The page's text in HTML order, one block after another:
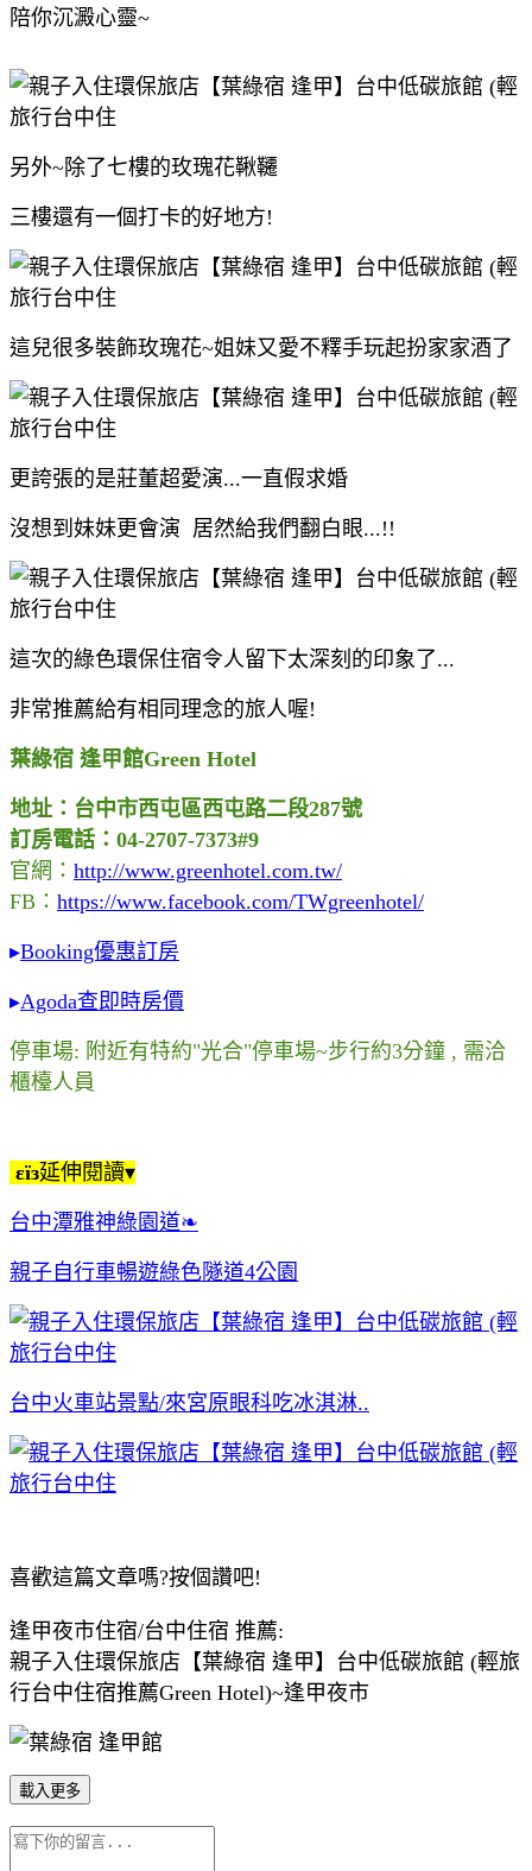
陪你沉澱心靈~
另外~除了七樓的玫瑰花鞦韆
三樓還有一個打卡的好地方!
這兒很多裝飾玫瑰花~姐妹又愛不釋手玩起扮家家酒了
更誇張的是莊董超愛演...一直假求婚
沒想到妹妹更會演 居然給我們翻白眼...!!
這次的綠色環保住宿令人留下太深刻的印象了...
非常推薦給有相同理念的旅人喔!
葉綠宿 逢甲館Green Hotel
地址：台中市西屯區西屯路二段287號
訂房電話：04-2707-7373#9
官網： http://www.greenhotel.com.tw/
FB： https://www.facebook.com/TWgreenhotel/
▸Booking優惠訂房
▸Agoda查即時房價
停車場: 附近有特約"光合"停車場~步行約3分鐘 , 需洽
櫃檯人員
εїз延伸閱讀▾
台中潭雅神綠園道❧
親子自行車暢遊綠色隧道4公園
台中火車站景點/來宮原眼科吃冰淇淋..
喜歡這篇文章嗎?按個讚吧!
逢甲夜市住宿/台中住宿 推薦:
親子入住環保旅店【葉綠宿 逢甲】台中低碳旅館 (輕旅
行台中住宿推薦Green Hotel)~逢甲夜市
載入更多